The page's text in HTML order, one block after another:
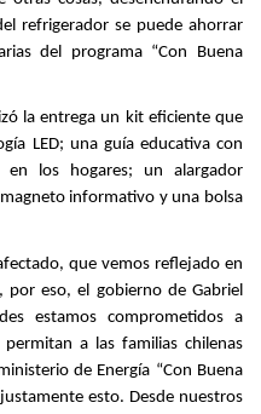
refrigerador se puede ahorrar
del programa “Con Buena
la entrega un kit eficiente que
LED; una guía educativa con
en los hogares; un alargador
informativo y una bolsa
que vemos reflejado en
por eso, el gobierno de Gabriel
estamos comprometidos a
a las familias chilenas
de Energía “Con Buena
esto. Desde nuestros